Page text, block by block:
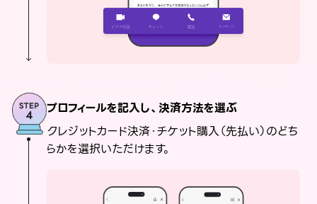
プロフィールを記入し、決済方法を選ぶ
クレジットカード決済・チケット購入（先払い）のどち
らかを選択いただけます。